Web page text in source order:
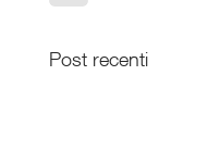
Post recenti